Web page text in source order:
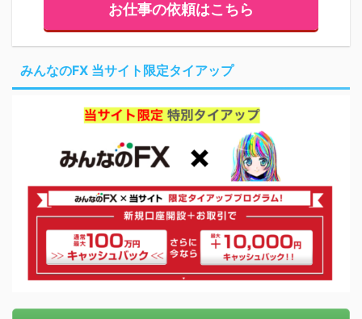
お仕事の依頼はこちら
みんなのFX 当サイト限定タイアップ